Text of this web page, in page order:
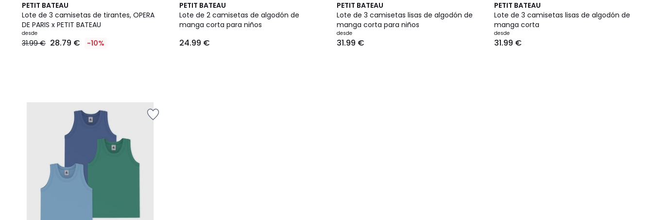
PETIT BATEAU
Lote de 3 camisetas de tirantes, OPERA
DE PARIS x PETIT BATEAU
desde
31.99 € 28.79 € -10%
PETIT BATEAU
Lote de 2 camisetas de algodón de
manga corta para niños
24.99 €
PETIT BATEAU
Lote de 3 camisetas lisas de algodón de
manga corta para niños
desde
31.99 €
PETIT BATEAU
Lote de 3 camisetas lisas de algodón de
manga corta
desde
31.99 €